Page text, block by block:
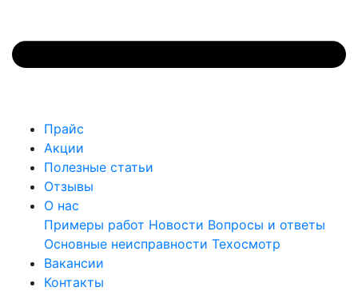
Прайс
Акции
Полезные статьи
Отзывы
О нас
Примеры работ Новости Вопросы и ответы
Основные неисправности Техосмотр
Вакансии
Контакты